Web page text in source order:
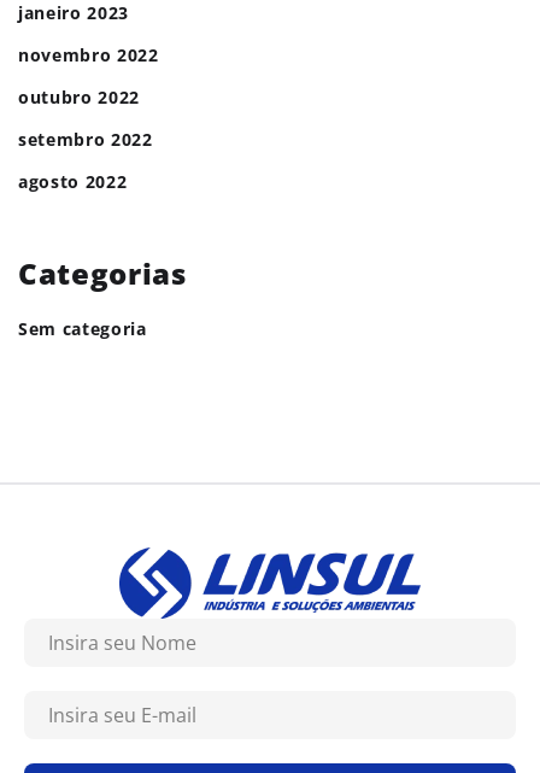
janeiro 2023
novembro 2022
outubro 2022
setembro 2022
agosto 2022
Categorias
Sem categoria